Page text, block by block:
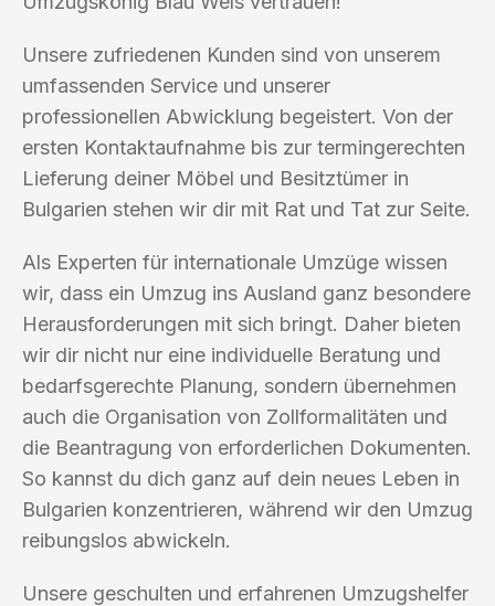
Unsere zufriedenen Kunden sind von unserem
umfassenden Service und unserer
professionellen Abwicklung begeistert. Von der
ersten Kontaktaufnahme bis zur termingerechten
Lieferung deiner Möbel und Besitztümer in
Bulgarien stehen wir dir mit Rat und Tat zur Seite.
Als Experten für internationale Umzüge wissen
wir, dass ein Umzug ins Ausland ganz besondere
Herausforderungen mit sich bringt. Daher bieten
wir dir nicht nur eine individuelle Beratung und
bedarfsgerechte Planung, sondern übernehmen
auch die Organisation von Zollformalitäten und
die Beantragung von erforderlichen Dokumenten.
So kannst du dich ganz auf dein neues Leben in
Bulgarien konzentrieren, während wir den Umzug
reibungslos abwickeln.
Unsere geschulten und erfahrenen Umzugshelfer